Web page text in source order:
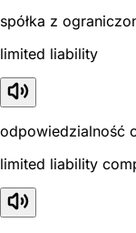
spółka z
limited liability
odpowiedzialność
limited liability